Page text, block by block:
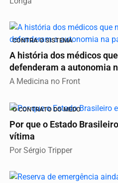
CONTRA O SISTEMA
A história dos médicos
defenderam a autonomia
A Medicina no Front
O CONTRATO DO MEDO
Por que o Estado
vítima
Por Sérgio Tripper